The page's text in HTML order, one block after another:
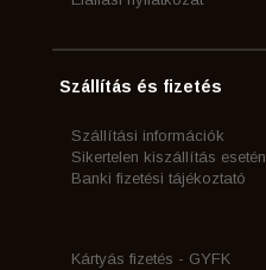
Szállítás és fizetés
Szállítási információk
Sikertelen kiszállítás esetén
Banki fizetési tájékoztató
Kártyás fizetés - GYFK